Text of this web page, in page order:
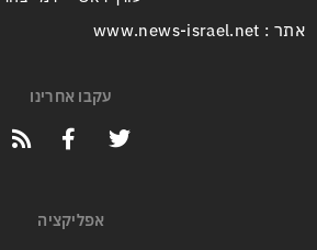
אתר : www.news-israel.net
עקבו אחרינו
אפליקציה